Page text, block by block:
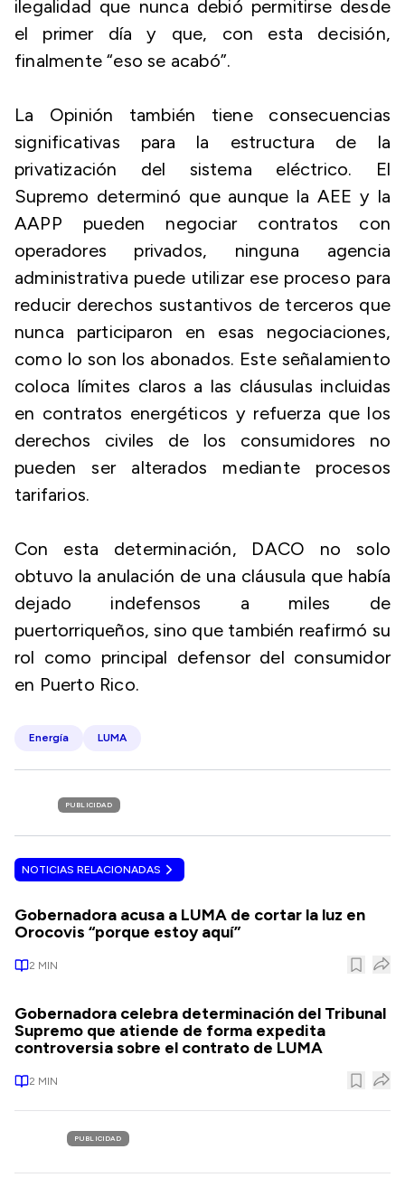
ilegalidad que nunca debió permitirse desde
el primer día y que, con esta decisión,
finalmente “eso se acabó”.
La Opinión también tiene consecuencias
significativas para la estructura de la
privatización del sistema eléctrico. El
Supremo determinó que aunque la AEE y la
AAPP pueden negociar contratos con
operadores privados, ninguna agencia
administrativa puede utilizar ese proceso para
reducir derechos sustantivos de terceros que
nunca participaron en esas negociaciones,
como lo son los abonados. Este señalamiento
coloca límites claros a las cláusulas incluidas
en contratos energéticos y refuerza que los
derechos civiles de los consumidores no
pueden ser alterados mediante procesos
tarifarios.
Con esta determinación, DACO no solo
obtuvo la anulación de una cláusula que había
dejado indefensos a miles de
puertorriqueños, sino que también reafirmó su
rol como principal defensor del consumidor
en Puerto Rico.
Energía LUMA
PUBLICIDAD
NOTICIAS RELACIONADAS
Gobernadora acusa a LUMA de cortar la luz en
Orocovis “porque estoy aquí”
2 MIN
Gobernadora celebra determinación del Tribunal
Supremo que atiende de forma expedita
controversia sobre el contrato de LUMA
2 MIN
PUBLICIDAD